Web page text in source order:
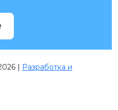
| Разработка и